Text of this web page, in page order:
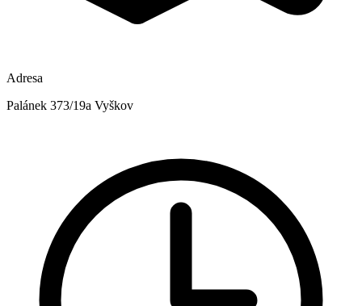
Adresa
Palánek 373/19a Vyškov